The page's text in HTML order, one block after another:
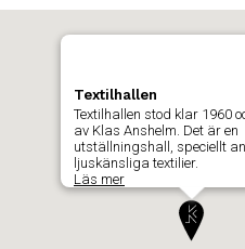
Karta
byggnadens
position
beskrivning
Textilhallen
Textilhallen stod klar 1960
av Klas Anshelm. Det är en
utställningshall, speciellt
ljuskänsliga textilier.
Läs mer